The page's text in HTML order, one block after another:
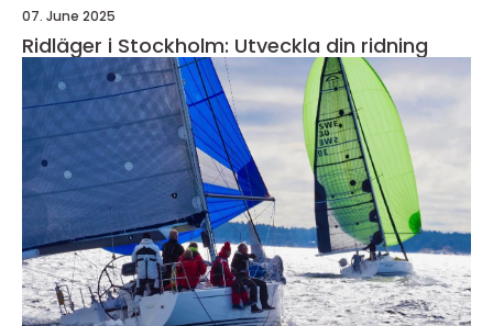
07. June 2025
Ridläger i Stockholm: Utveckla din ridning